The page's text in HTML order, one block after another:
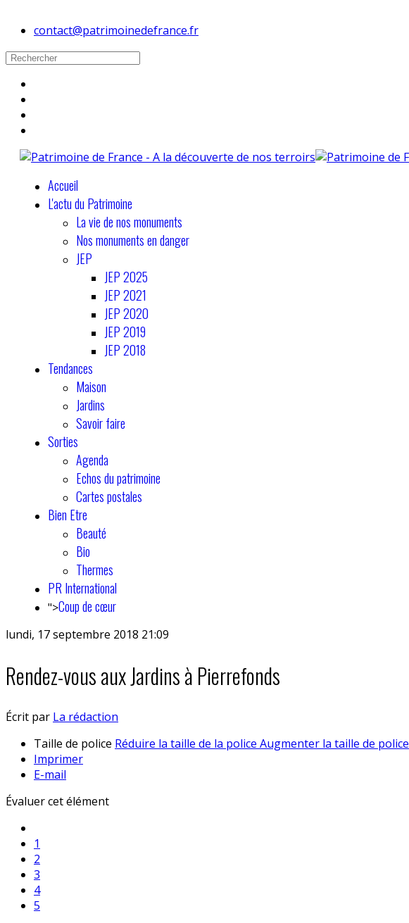
contact@patrimoinedefrance.fr
Accueil
L'actu du Patrimoine
La vie de nos monuments
Nos monuments en danger
JEP
JEP 2025
JEP 2021
JEP 2020
JEP 2019
JEP 2018
Tendances
Maison
Jardins
Savoir faire
Sorties
Agenda
Echos du patrimoine
Cartes postales
Bien Etre
Beauté
Bio
Thermes
PR International
">Coup de cœur
lundi, 17 septembre 2018 21:09
Rendez-vous aux Jardins à Pierrefonds
Écrit par La rédaction
Taille de police Réduire la taille de la police Augmenter la taille de police
Imprimer
E-mail
Évaluer cet élément
1
2
3
4
5